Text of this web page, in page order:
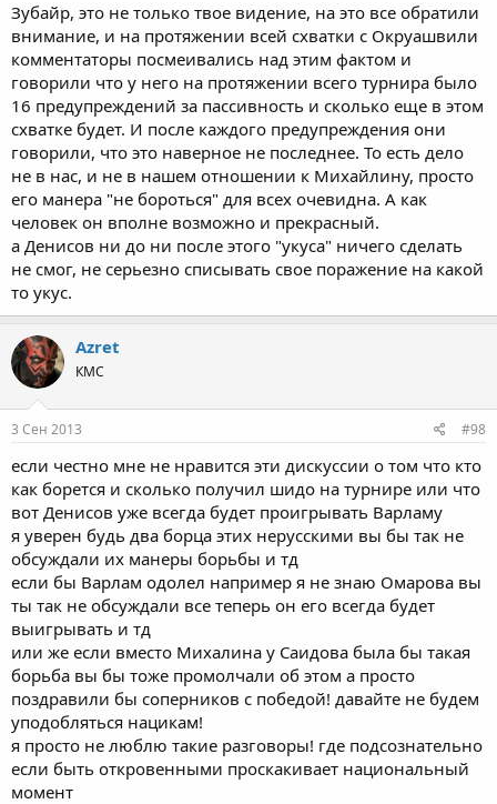
Зубайр, это не только твое видение, на это все обратили
внимание, и на протяжении всей схватки с Окруашвили
комментаторы посмеивались над этим фактом и
говорили что у него на протяжении всего турнира было
16 предупреждений за пассивность и сколько еще в этом
схватке будет. И после каждого предупреждения они
говорили, что это наверное не последнее. То есть дело
не в нас, и не в нашем отношении к Михайлину, просто
его манера "не бороться" для всех очевидна. А как
человек он вполне возможно и прекрасный.
а Денисов ни до ни после этого "укуса" ничего сделать
не смог, не серьезно списывать свое поражение на какой
то укус.
Azret
КМС
3 Сен 2013 #98
если честно мне не нравится эти дискуссии о том что кто
как борется и сколько получил шидо на турнире или что
вот Денисов уже всегда будет проигрывать Варламу
я уверен будь два борца этих нерусскими вы бы так не
обсуждали их манеры борьбы и тд
если бы Варлам одолел например я не знаю Омарова вы
ты так не обсуждали все теперь он его всегда будет
выигрывать и тд
или же если вместо Михалина у Саидова была бы такая
борьба вы бы тоже промолчали об этом а просто
поздравили бы соперников с победой! давайте не будем
уподобляться нацикам!
я просто не люблю такие разговоры! где подсознательно
если быть откровенными проскакивает национальный
момент